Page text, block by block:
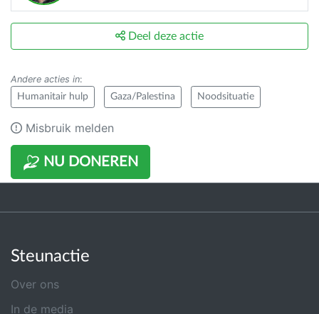
NU DONEREN
Deel deze actie
Andere acties in:
Humanitair hulp Gaza/Palestina Noodsituatie
Misbruik melden
Steunactie
Over ons
In de media